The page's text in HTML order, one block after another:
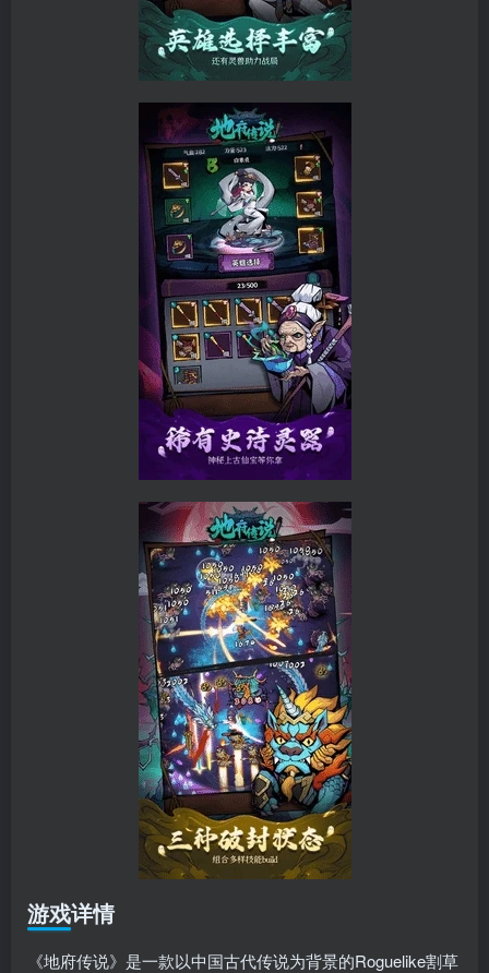
游戏详情
《地府传说》是一款以中国古代传说为背景的Roguelike割草